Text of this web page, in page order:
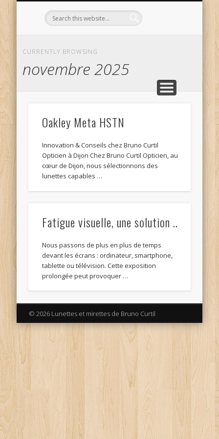
CURRENTLY BROWSING
novembre 2025
Oakley Meta HSTN
Innovation & Conseils chez Bruno Curtil
Opticien à Dijon Chez Bruno Curtil Opticien, au
cœur de Dijon, nous sélectionnons des
lunettes capables …
Fatigue visuelle, une solution ..
Nous passons de plus en plus de temps
devant les écrans : ordinateur, smartphone,
tablette ou télévision. Cette exposition
prolongée peut provoquer …
© 2026 Lunettes et mirettes de Bruno Curtil